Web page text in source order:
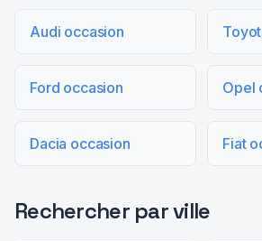
Audi occasion
Ford occasion Opel
Dacia occasion Fiat
Rechercher par ville